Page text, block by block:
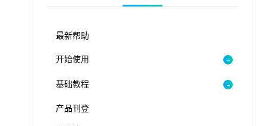
最新帮助
开始使用
基础教程
产品刊登